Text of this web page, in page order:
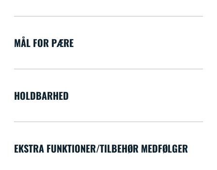
MÅL FOR PÆRE
HOLDBARHED
EKSTRA FUNKTIONER/TILBEHØR MEDFØLGER